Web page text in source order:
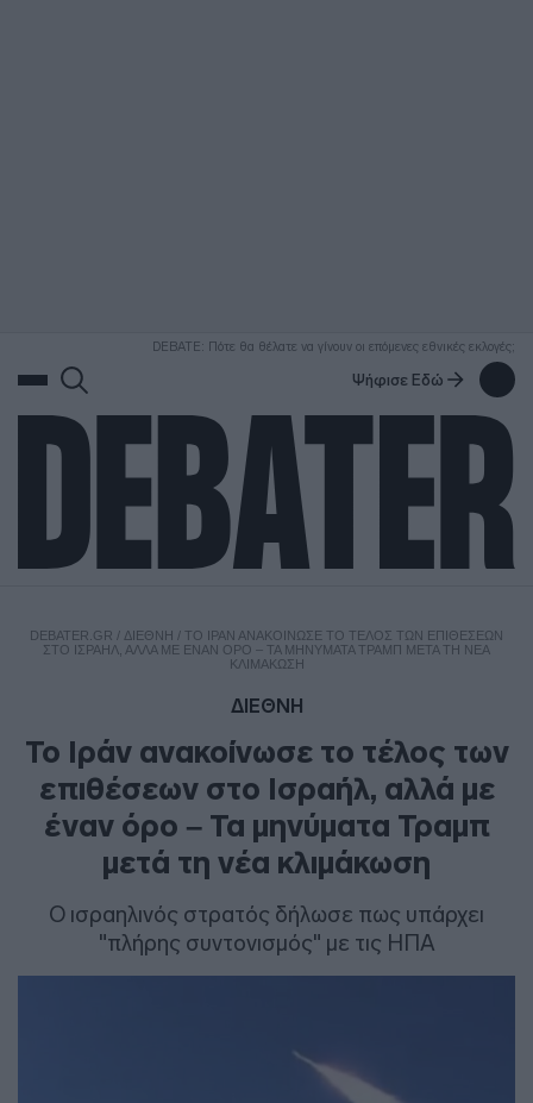
DEBATE: Πότε θα θέλατε να γίνουν οι επόμενες εθνικές εκλογές;
Ψήφισε Εδώ
DEBATER.GR / ΔΙΕΘΝΗ / ΤΟ ΙΡΆΝ ΑΝΑΚΟΊΝΩΣΕ ΤΟ ΤΈΛΟΣ ΤΩΝ ΕΠΙΘΈΣΕΩΝ
ΣΤΟ ΙΣΡΑΉΛ, ΑΛΛΆ ΜΕ ΈΝΑΝ ΌΡΟ – ΤΑ ΜΗΝΎΜΑΤΑ ΤΡΑΜΠ ΜΕΤΆ ΤΗ ΝΈΑ
ΚΛΙΜΆΚΩΣΗ
ΔΙΕΘΝΗ
Το Ιράν ανακοίνωσε το τέλος των
επιθέσεων στο Ισραήλ, αλλά με
έναν όρο – Τα μηνύματα Τραμπ
μετά τη νέα κλιμάκωση
Ο ισραηλινός στρατός δήλωσε πως υπάρχει
"πλήρης συντονισμός" με τις ΗΠΑ